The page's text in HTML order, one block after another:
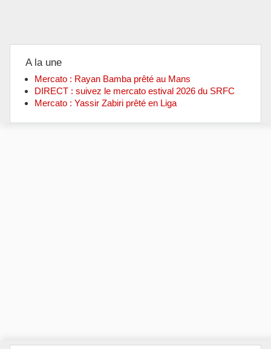
A la une
Mercato : Rayan Bamba prêté au Mans
DIRECT : suivez le mercato estival 2026 du SRFC
Mercato : Yassir Zabiri prêté en Liga